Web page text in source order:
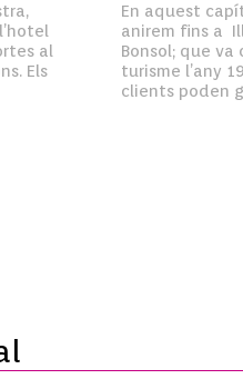
al
Els
En aquest
anirem fins a
Bonsol; que va
turisme l’any
clients poden